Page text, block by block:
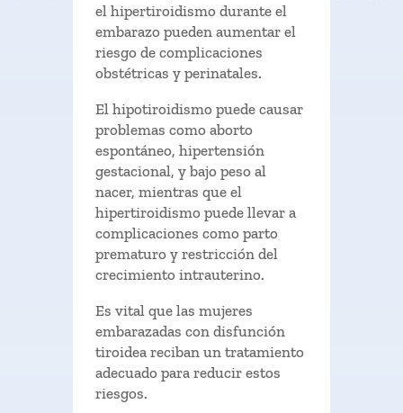
el hipertiroidismo durante el
embarazo pueden aumentar el
riesgo de complicaciones
obstétricas y perinatales.
El hipotiroidismo puede causar
problemas como aborto
espontáneo, hipertensión
gestacional, y bajo peso al
nacer, mientras que el
hipertiroidismo puede llevar a
complicaciones como parto
prematuro y restricción del
crecimiento intrauterino.
Es vital que las mujeres
embarazadas con disfunción
tiroidea reciban un tratamiento
adecuado para reducir estos
riesgos.